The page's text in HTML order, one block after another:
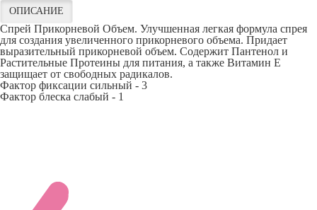
ОПИСАНИЕ
Спрей Прикорневой Объем. Улучшенная легкая формула спрея
для создания увеличенного прикорневого объема. Придает
выразительный прикорневой объем. Содержит Пантенол и
Растительные Протеины для питания, а также Витамин Е
защищает от свободных радикалов.
Фактор фиксации сильный - 3
Фактор блеска слабый - 1